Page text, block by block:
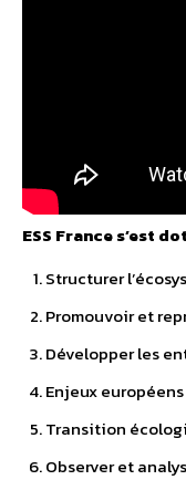
ESS France s’est
Structurer
Promouvoir et
Développer les
Enjeux
Transition
Observer et